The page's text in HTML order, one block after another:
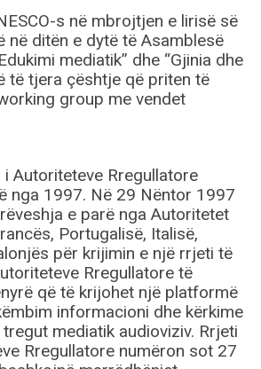
s në mbrojtjen e lirisë së
në ditën e dytë të Asamblesë
mediatik” dhe “Gjinia dhe
të tjera çështje që priten të
group me vendet
Autoriteteve Rregullatore
nga 1997. Në 29 Nëntor 1997
e parë nga Autoritetet
Portugalisë, Italisë,
për krijimin e një rrjeti të
Rregullatore të
që të krijohet një platformë
informacioni dhe kërkime
mediatik audioviziv. Rrjeti
Rregullatore numëron sot 27